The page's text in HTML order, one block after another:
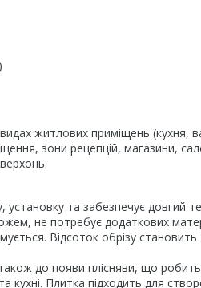
житлових приміщень (кухня,
зони рецепцій, магазини,
установку та забезпечує довгий
не потребує додаткових
Відсоток обрізу
до появи плісняви, що
Плитка підходить для